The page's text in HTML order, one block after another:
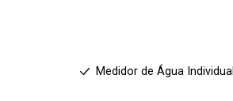
Medidor de Água Individual